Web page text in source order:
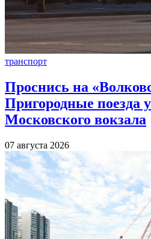
транспорт
Проснись на
Пригородные поезда
Московского вокзала
07 августа 2026